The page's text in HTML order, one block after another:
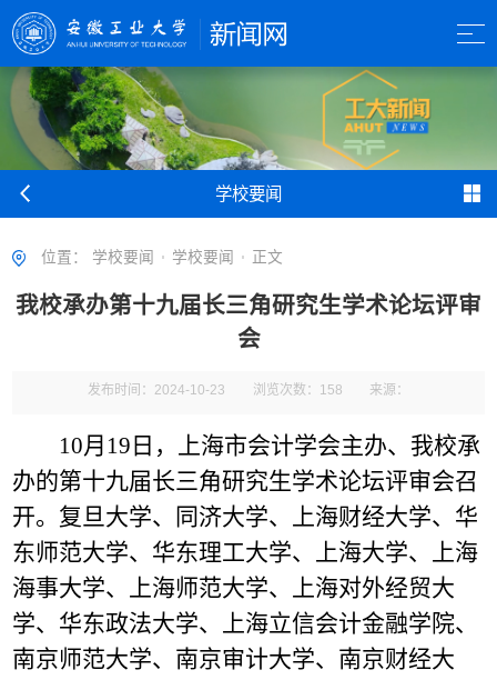
学校要闻
位置： 学校要闻 学校要闻 正文
我校承办第十九届长三角研究生学术论坛评审
会
发布时间：2024-10-23 浏览次数： 158 来源：
10月19日，上海市会计学会主办、我校承
办的第十九届长三角研究生学术论坛评审会召
开。复旦大学、同济大学、上海财经大学、华
东师范大学、华东理工大学、上海大学、上海
海事大学、上海师范大学、上海对外经贸大
学、华东政法大学、上海立信会计金融学院、
南京师范大学、南京审计大学、南京财经大